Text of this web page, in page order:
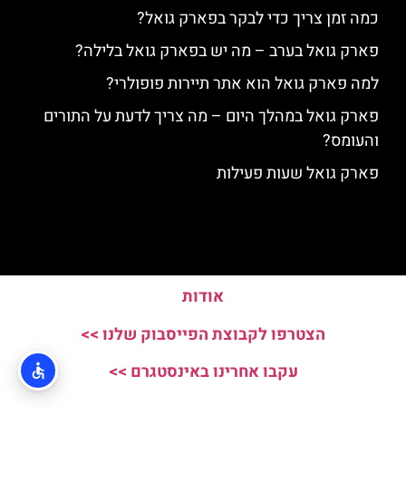
כמה זמן צריך כדי לבקר בפארק גואל?
פארק גואל בערב – מה יש בפארק גואל בלילה?
למה פארק גואל הוא אתר תיירות פופולרי?
פארק גואל במהלך היום – מה צריך לדעת על התורים
והעומס?
פארק גואל שעות פעילות
אודות
הצטרפו לקבוצת הפייסבוק שלנו >>
עקבו אחרינו באינסטגרם >>